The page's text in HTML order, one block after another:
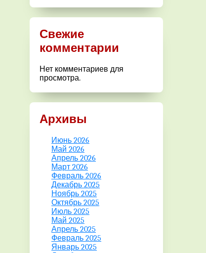
Свежие
комментарии
Нет комментариев для
просмотра.
Архивы
Июнь 2026
Май 2026
Апрель 2026
Март 2026
Февраль 2026
Декабрь 2025
Ноябрь 2025
Октябрь 2025
Июль 2025
Май 2025
Апрель 2025
Февраль 2025
Январь 2025